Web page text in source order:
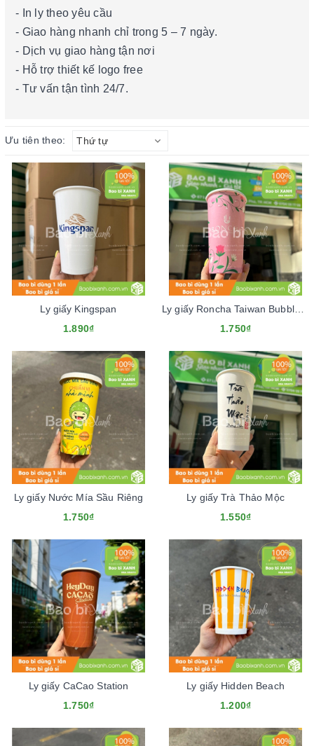
- In ly theo yêu cầu
- Giao hàng nhanh chỉ trong 5 – 7 ngày.
- Dịch vụ giao hàng tận nơi
- Hỗ trợ thiết kế logo free
- Tư vấn tận tình 24/7.
Ưu tiên theo: Thứ tự
Ly giấy Kingspan
1.890₫
Ly giấy Roncha Taiwan Bubble Tea
1.750₫
Ly giấy Nước Mía Sầu Riêng
1.750₫
Ly giấy Trà Thảo Mộc
1.550₫
Ly giấy CaCao Station
1.750₫
Ly giấy Hidden Beach
1.200₫